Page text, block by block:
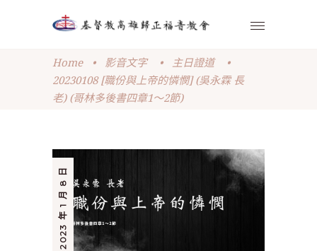
Home • 影音文字 • 主日證道
•
20230108 [職份與上帝的憐憫] (吳永霖 長
老) (哥林多後書四章1～2節)
2023 年 1 月 8 日